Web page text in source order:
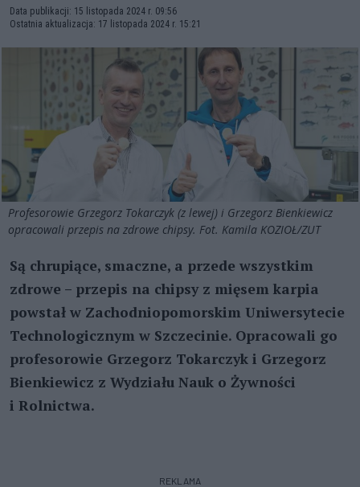
Data publikacji: 15 listopada 2024 r. 09:56
Ostatnia aktualizacja: 17 listopada 2024 r. 15:21
Profesorowie Grzegorz Tokarczyk (z lewej) i Grzegorz Bienkiewicz
opracowali przepis na zdrowe chipsy. Fot. Kamila KOZIOŁ/ZUT
Są chrupiące, smaczne, a przede wszystkim
zdrowe – przepis na chipsy z mięsem karpia
powstał w Zachodniopomorskim Uniwersytecie
Technologicznym w Szczecinie. Opracowali go
profesorowie Grzegorz Tokarczyk i Grzegorz
Bienkiewicz z Wydziału Nauk o Żywności
i Rolnictwa.
REKLAMA